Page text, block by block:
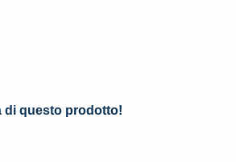
di questo prodotto!